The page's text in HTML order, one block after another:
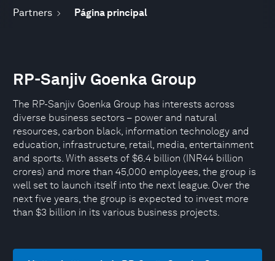
Partners Página principal
RP-Sanjiv Goenka Group
The RP-Sanjiv Goenka Group has interests across
diverse business sectors – power and natural
resources, carbon black, information technology and
education, infrastructure, retail, media, entertainment
and sports. With assets of $6.4 billion (INR44 billion
crores) and more than 45,000 employees, the group is
well set to launch itself into the next league. Over the
next five years, the group is expected to invest more
than $3 billion in its various business projects.